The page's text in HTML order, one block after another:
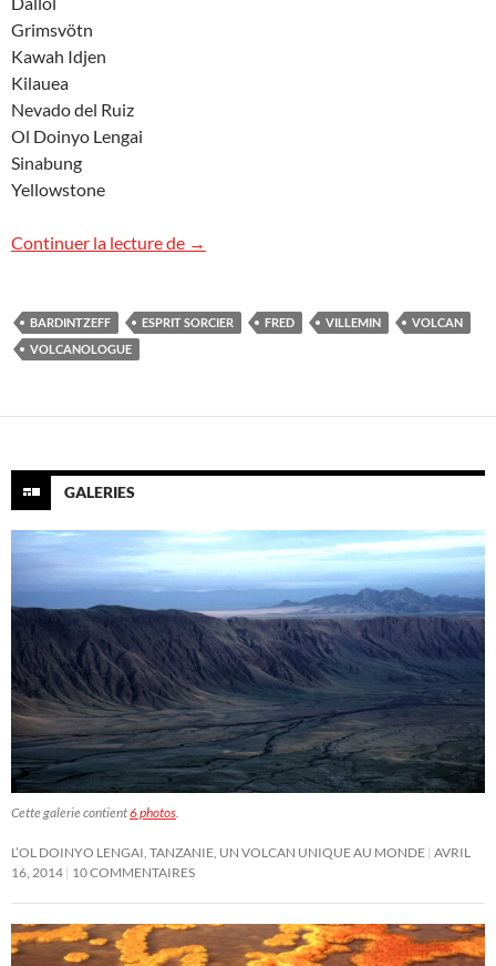
Grimsvötn
Kawah Idjen
Kilauea
Nevado del Ruiz
Ol Doinyo Lengai
Sinabung
Yellowstone
Continuer la lecture de Volcans sorciers
→
BARDINTZEFF ESPRIT SORCIER FRED VILLEMIN
VOLCAN
VOLCANOLOGUE
GALERIES
Cette galerie contient6 photos.
L’OL DOINYO LENGAI, TANZANIE, UN VOLCAN UNIQUE AU MONDE AVRIL
16, 2014 10 COMMENTAIRES